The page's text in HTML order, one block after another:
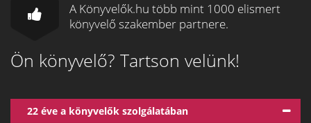
A Könyvelők.hu több mint 1000 elismert
könyvelő szakember partnere.
Ön könyvelő? Tartson velünk!
22 éve a könyvelők szolgálatában